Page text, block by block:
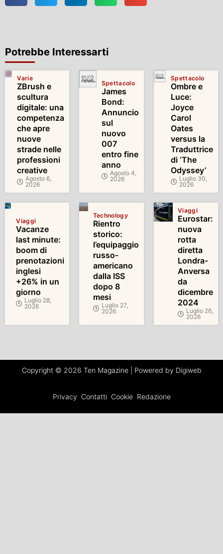
Potrebbe Interessarti
Varie
ZBrush e
scultura
digitale: una
competenza
che apre
nuove
strade nelle
professioni
creative
Agosto 6,
2026
Spettacolo
James
Bond:
Annuncio
sul
nuovo
007
entro fine
anno
Agosto 4,
2026
Spettacolo
Ombre e
Luce:
Joyce
Carol
Oates
versus la
Traduttrice
di ‘The
Odyssey’
Luglio 30,
2026
Viaggi
Vacanze
last minute:
boom di
prenotazioni
inglesi
+26% in un
giorno
Luglio 28,
2026
Technology
Rientro
storico:
l’equipaggio
russo-
americano
dalla ISS
dopo 8
mesi
Luglio 27,
2026
Viaggi
Eurostar:
nuova
rotta
diretta
Londra-
Anversa
da
dicembre
2024
Luglio 26,
2026
Copyright © 2026 Ten Magazine | Powered by Digiweb
Privacy Contatti Cookie Redazione